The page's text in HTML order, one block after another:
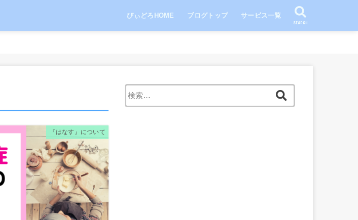
びぃどろHOME ブログトップ サービス一覧
SEARCH
『はなす』について